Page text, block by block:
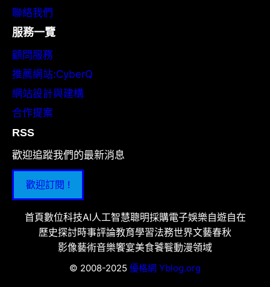
聯絡我們
服務一覽
顧問服務
推薦網站:CyberQ
網站設計與建構
合作提案
RSS
歡迎追蹤我們的最新消息
歡迎訂閱 !
首頁數位科技AI人工智慧聰明採購電子娛樂自遊自在
歷史探討時事評論教育學習法務世界文藝春秋
影像藝術音樂饗宴美食饕餮動漫領域
© 2008-2025 優格網 Yblog.org